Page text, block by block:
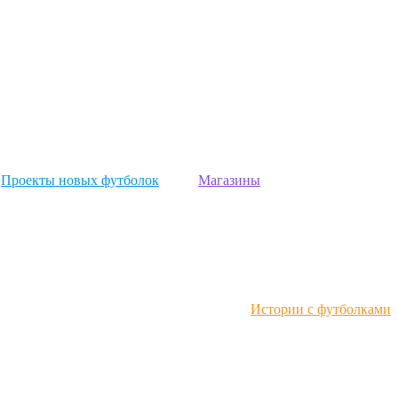
Магазины
Проекты новых футболок
Истории с футболками